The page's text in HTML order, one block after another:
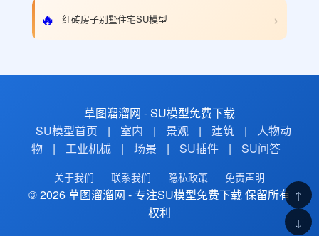
🔥 红砖房子别墅住宅SU模型 ›
草图溜溜网 - SU模型免费下载
SU模型首页
| 室内 | 景观 | 建筑 |
人物动
物
| 工业机械 | 场景 | SU插件 | SU问答
关于我们 联系我们 隐私政策 免责声明
© 2026 草图溜溜网 - 专注SU模型免费下载 保留所有
权利
↑
↓